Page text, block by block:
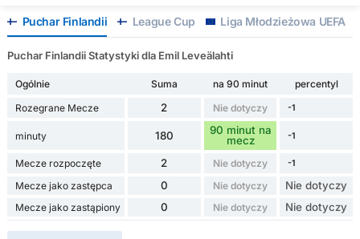
Puchar Finlandii League Cup Liga Młodzieżowa UEFA
Puchar Finlandii Statystyki dla Emil Leveälahti
Ogólnie Suma na 90 minut
percentyl
Rozegrane Mecze
2 Nie dotyczy -1
minuty 180
90 minut na
mecz
-1
Mecze rozpoczęte 2 Nie dotyczy -1
Mecze jako zastępca 0 Nie dotyczy Nie dotyczy
Mecze jako zastąpiony 0 Nie dotyczy Nie dotyczy